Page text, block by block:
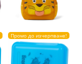
Промо до изчерпване!